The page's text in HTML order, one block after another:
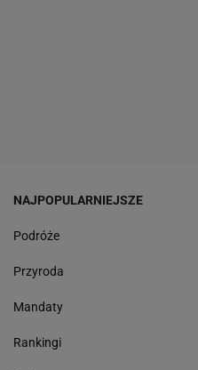
NAJPOPULARNIEJSZE
Podróże
Przyroda
Mandaty
Rankingi